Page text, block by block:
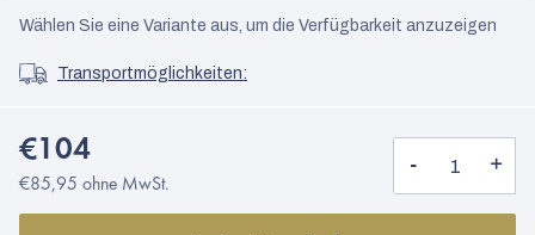
Wählen Sie eine Variante aus, um die Verfügbarkeit anzuzeigen
Transportmöglichkeiten:
€104
€85,95 ohne MwSt.